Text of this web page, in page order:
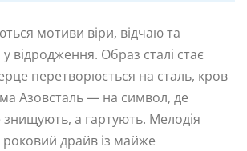
мотиви віри, відчаю та
відродження. Образ сталі стає
перетворюється на сталь, кров
Азовсталь — на символ, де
знищують, а гартують. Мелодія
драйв із майже